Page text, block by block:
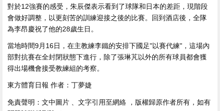
對於12強賽的感受，朱辰傑表示看到了球隊和日本的差距，現階段
會做好調整，以更刻苦的訓練迎接之後的比賽 。回到酒店後 ，全隊
為李昂慶祝了他的28歲生日。
當地時間9月16日，在主教練李鐵的安排下國足"以賽代練"，這場內
部對抗賽在全封閉狀態下進行 ，除了張琳芃以外的所有球員都會獲
得出場機會接受教練組的考察。
東方體育日報 作者：丁夢婕
免責聲明 ：文中圖片 、文字引用至網絡 ，版權歸原作者所有，如有